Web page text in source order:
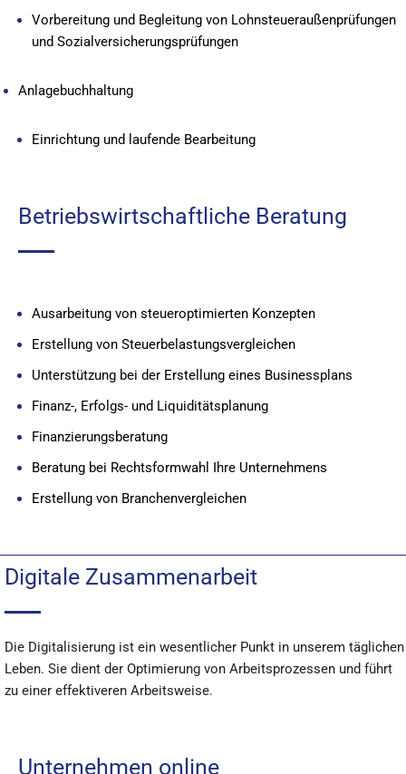
Vorbereitung und Begleitung von Lohnsteueraußenprüfungen
und Sozialversicherungsprüfungen
Anlagebuchhaltung
Einrichtung und laufende Bearbeitung
Betriebswirtschaftliche Beratung
Ausarbeitung von steueroptimierten Konzepten
Erstellung von Steuerbelastungsvergleichen
Unterstützung bei der Erstellung eines Businessplans
Finanz-, Erfolgs- und Liquiditätsplanung
Finanzierungsberatung
Beratung bei Rechtsformwahl Ihre Unternehmens
Erstellung von Branchenvergleichen
Digitale Zusammenarbeit
Die Digitalisierung ist ein wesentlicher Punkt in unserem täglichen
Leben. Sie dient der Optimierung von Arbeitsprozessen und führt
zu einer effektiveren Arbeitsweise.
Unternehmen online